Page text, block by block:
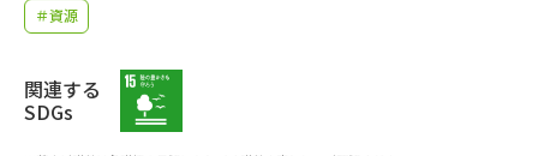
＃資源
関連する
SDGs